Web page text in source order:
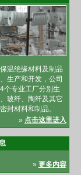
温绝缘材料及制品
生产和开发，公司
个专业工厂分别生
玻纤、陶纤及其它
封材料和制品。
» 点击这里进入
» 更多内容